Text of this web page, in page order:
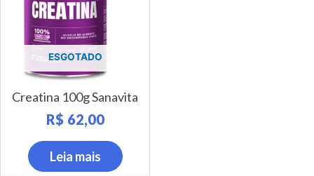
ESGOTADO
Creatina 100g Sanavita
R$ 62,00
Leia mais